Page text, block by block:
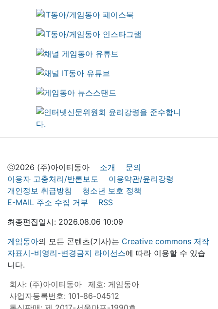
ⓒ2026 (주)아이티동아 소개
문의
이용자 고충처리/반론보도
이용약관/윤리강령
개인정보 취급방침
청소년 보호 정책
E-MAIL 주소 수집 거부
RSS
최종편집일시: 2026.08.06 10:09
게임동아의 모든 콘텐츠(기사)는 Creative commons 저작
자표시-비영리-변경금지 라이선스에 따라 이용할 수 있습
니다.
회사: (주)아이티동아
제호: 게임동아
사업자등록번호: 101-86-04512